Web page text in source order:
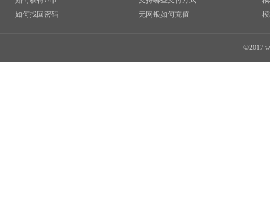
如何找回密码
无网银如何充值
©2017